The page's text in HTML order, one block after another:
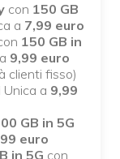
con 150 GB
a 7,99 euro
150 GB in
9,99 euro
clienti fisso)
Unica a 9,99
GB in 5G
euro
in 5G con